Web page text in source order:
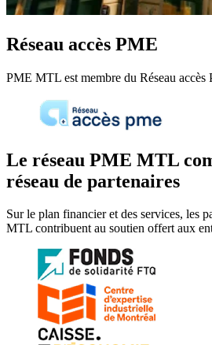
Réseau accès PME
PME MTL est membre du Réseau accès
Le réseau PME MTL
réseau de partenaires
Sur le plan financier et des services, les
MTL contribuent au soutien offert aux